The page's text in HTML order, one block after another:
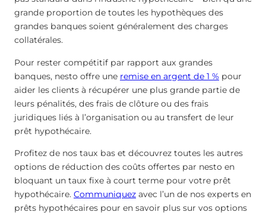
grande proportion de toutes les hypothèques des
grandes banques soient généralement des charges
collatérales.
Pour rester compétitif par rapport aux grandes
banques, nesto offre une remise en argent de 1 % pour
aider les clients à récupérer une plus grande partie de
leurs pénalités, des frais de clôture ou des frais
juridiques liés à l’organisation ou au transfert de leur
prêt hypothécaire.
Profitez de nos taux bas et découvrez toutes les autres
options de réduction des coûts offertes par nesto en
bloquant un taux fixe à court terme pour votre prêt
hypothécaire. Communiquez avec l’un de nos experts en
prêts hypothécaires pour en savoir plus sur vos options